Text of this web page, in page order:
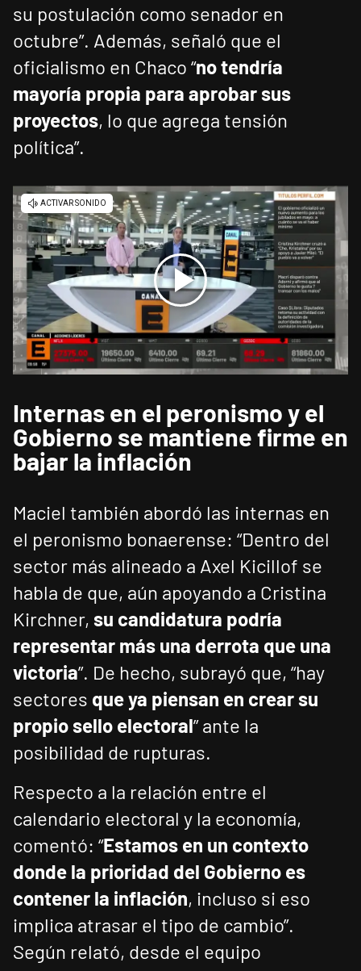
su postulación como senador en
octubre”. Además, señaló que el
oficialismo en Chaco “no tendría
mayoría propia para aprobar sus
proyectos, lo que agrega tensión
política”.
Internas en el peronismo y el
Gobierno se mantiene firme en
bajar la inflación
Maciel también abordó las internas en
el peronismo bonaerense: “Dentro del
sector más alineado a Axel Kicillof se
habla de que, aún apoyando a Cristina
Kirchner, su candidatura podría
representar más una derrota que una
victoria”. De hecho, subrayó que, “hay
sectores que ya piensan en crear su
propio sello electoral” ante la
posibilidad de rupturas.
Respecto a la relación entre el
calendario electoral y la economía,
comentó: “Estamos en un contexto
donde la prioridad del Gobierno es
contener la inflación, incluso si eso
implica atrasar el tipo de cambio”.
Según relató, desde el equipo